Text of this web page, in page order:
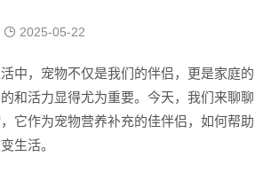
2025-05-22
中，宠物不仅是我们的伴侣，更是家庭的
和活力显得尤为重要。今天，我们来聊聊
它作为宠物营养补充的佳伴侣，如何帮助
生活。